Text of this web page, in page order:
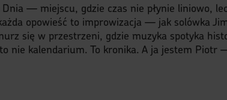
— miejscu, gdzie czas nie płynie liniowo,
opowieść to improwizacja — jak solówka
się w przestrzeni, gdzie muzyka spotyka
nie kalendarium. To kronika. A ja jestem Piotr